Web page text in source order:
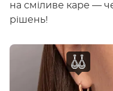
на сміливе каре —
рішень!